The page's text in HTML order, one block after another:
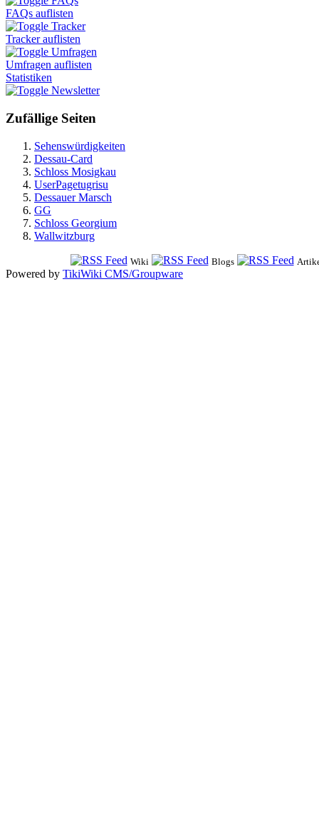
FAQs auflisten
Tracker
Tracker auflisten
Umfragen
Umfragen auflisten
Statistiken
Newsletter
Zufällige Seiten
Sehenswürdigkeiten
Dessau-Card
Schloss Mosigkau
UserPagetugrisu
Dessauer Marsch
GG
Schloss Georgium
Wallwitzburg
Wiki Blogs
Powered by TikiWiki CMS/Groupware